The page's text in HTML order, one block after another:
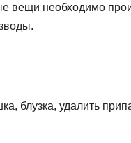
вещи необходимо
блузка, удалить